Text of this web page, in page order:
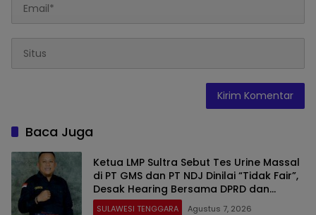
Baca Juga
Ketua LMP Sultra Sebut Tes Urine Massal
di PT GMS dan PT NDJ Dinilai “Tidak Fair”,
Desak Hearing Bersama DPRD dan
Siapkan Aksi Jilid II
SULAWESI TENGGARA Agustus 7, 2026